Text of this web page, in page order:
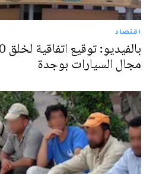
اقتصاد
مجال السيارات بوجدة